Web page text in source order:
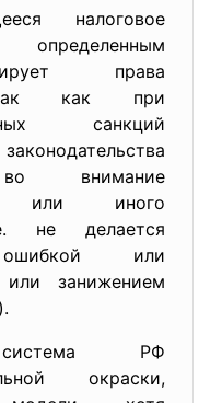
налоговое
права
так как при
санкций
законодательства
внимание
или иного
не делается
или
или занижением
РФ
окраски,